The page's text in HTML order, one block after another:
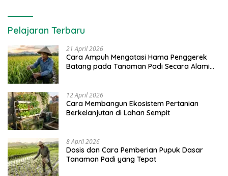
Pelajaran Terbaru
21 April 2026
Cara Ampuh Mengatasi Hama Penggerek
Batang pada Tanaman Padi Secara Alami
12 April 2026
Cara Membangun Ekosistem Pertanian
Berkelanjutan di Lahan Sempit
8 April 2026
Dosis dan Cara Pemberian Pupuk Dasar
Tanaman Padi yang Tepat